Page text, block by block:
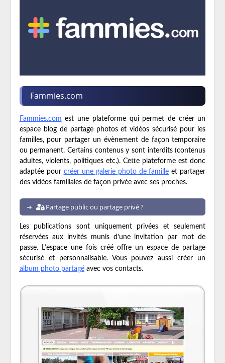
Fammies.com
Fammies.com est une plateforme qui permet de créer un
espace blog de partage photos et vidéos sécurisé pour les
familles, pour partager un évènement de façon temporaire
ou permanent. Certains contenus y sont interdits (contenus
adultes, violents, politiques etc.). Cette plateforme est donc
adaptée pour créer une galerie photo de famille et partager
des vidéos familiales de façon privée avec ses proches.
Partage public ou partage privé ?
Les publications sont uniquement privées et seulement
réservées aux invités munis d’une invitation par mot de
passe. L’espace une fois créé offre un espace de partage
sécurisé et personnalisable. Vous pouvez aussi créer un
album photo partagéavec vos contacts.